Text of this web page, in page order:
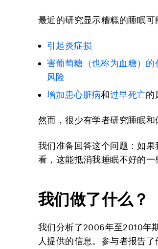
最近的研究显示糟糕的睡眠可
引起炎症损
害葡萄糖（也称为血糖）
风险
增加患心脏病和过早死亡的
然而，很少有学者研究睡眠和
我们准备回答这个问题：如
看，这能抵消我睡眠不好的
我们做了什么？
我们分析了2006年至2010年
人提供的信息。参与者报告